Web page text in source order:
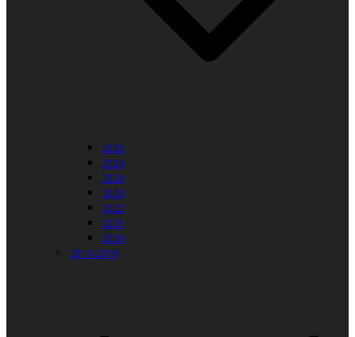
2026
2025
2024
2023
2022
2021
2020
2010-2019